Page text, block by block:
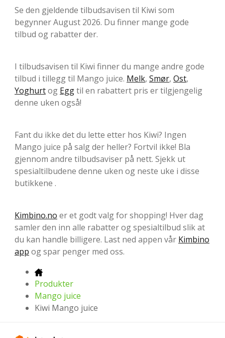
Se den gjeldende tilbudsavisen til Kiwi som
begynner August 2026. Du finner mange gode
tilbud og rabatter der.
I tilbudsavisen til Kiwi finner du mange andre gode
tilbud i tillegg til Mango juice. Melk, Smør, Ost,
Yoghurtog Eggtil en rabattert pris er tilgjengelig
denne uken også!
Fant du ikke det du lette etter hos Kiwi? Ingen
Mango juice på salg der heller? Fortvil ikke! Bla
gjennom andre tilbudsaviser på nett. Sjekk ut
spesialtilbudene denne uken og neste uke i disse
butikkene .
Kimbino.no er et godt valg for shopping! Hver dag
samler den inn alle rabatter og spesialtilbud slik at
du kan handle billigere. Last ned appen vår Kimbino
app og spar penger med oss.
Produkter
Mango juice
Kiwi Mango juice